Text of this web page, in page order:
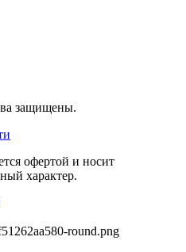
защищены.
офертой и носит
характер.